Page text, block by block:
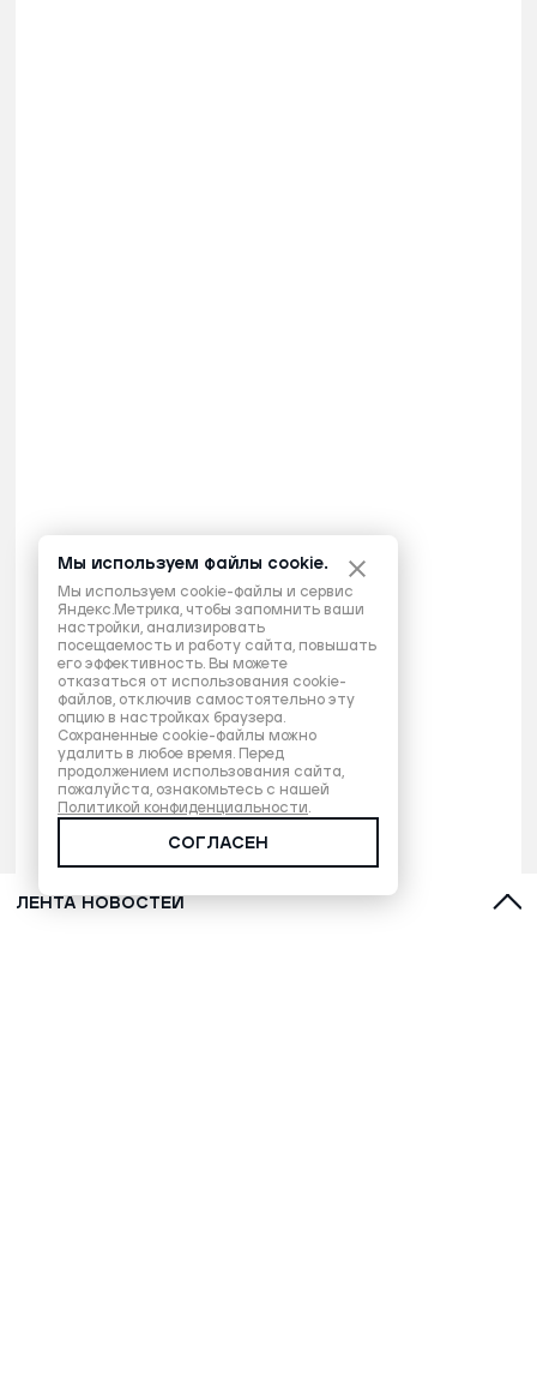
ЛЕНТА НОВОСТЕЙ
Мы используем файлы cookie.
Мы используем cookie-файлы и сервис
Яндекс.Метрика, чтобы запомнить ваши
настройки, анализировать
посещаемость и работу сайта, повышать
его эффективность. Вы можете
отказаться от использования cookie-
файлов, отключив самостоятельно эту
опцию в настройках браузера.
Сохраненные cookie-файлы можно
удалить в любое время. Перед
продолжением использования сайта,
пожалуйста, ознакомьтесь с нашей
Политикой конфиденциальности.
СОГЛАСЕН